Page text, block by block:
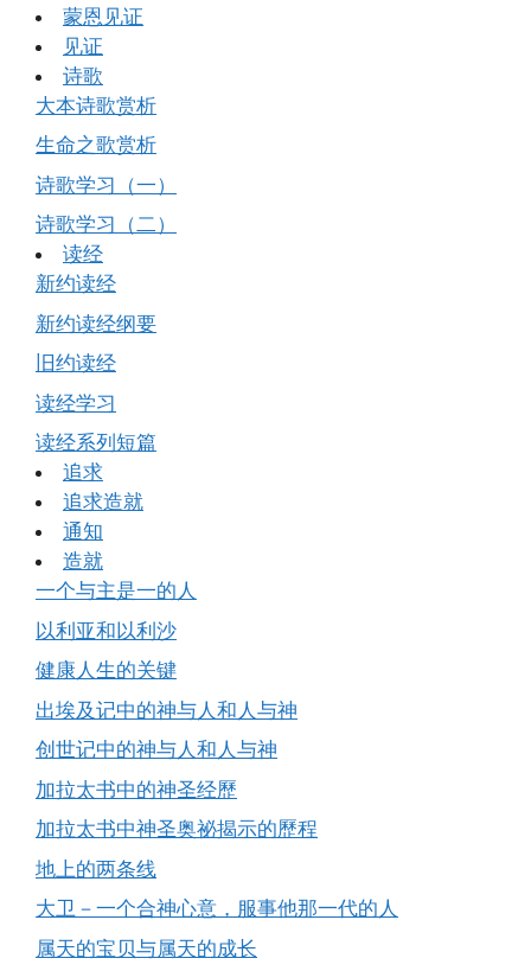
蒙恩见证
见证
诗歌
大本诗歌赏析
生命之歌赏析
诗歌学习（一）
诗歌学习（二）
读经
新约读经
新约读经纲要
旧约读经
读经学习
读经系列短篇
追求
追求造就
通知
造就
一个与主是一的人
以利亚和以利沙
健康人生的关键
出埃及记中的神与人和人与神
创世记中的神与人和人与神
加拉太书中的神圣经歷
加拉太书中神圣奥祕揭示的歷程
地上的两条线
大卫－一个合神心意，服事他那一代的人
属天的宝贝与属天的成长